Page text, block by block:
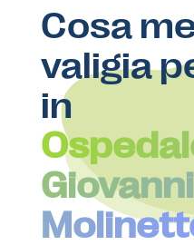
Cosa
valigia
in